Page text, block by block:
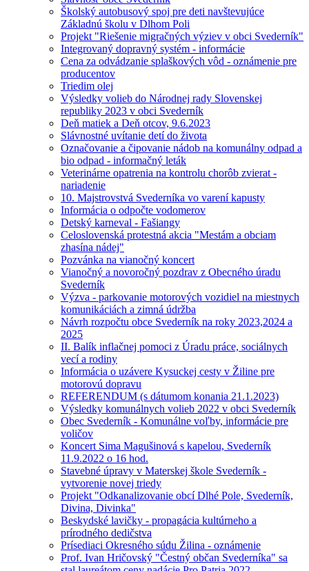
Školský autobusový spoj pre deti navštevujúce
Základnú školu v Dlhom Poli
Projekt "Riešenie migračných výziev v obci Svederník"
Integrovaný dopravný systém - informácie
Cena za odvádzanie splaškových vôd - oznámenie pre
producentov
Triedim olej
Výsledky volieb do Národnej rady Slovenskej
republiky 2023 v obci Svederník
Deň matiek a Deň otcov, 9.6.2023
Slávnostné uvítanie detí do života
Označovanie a čipovanie nádob na komunálny odpad a
bio odpad - informačný leták
Veterinárne opatrenia na kontrolu chorôb zvierat -
nariadenie
10. Majstrovstvá Svederníka vo varení kapusty
Informácia o odpočte vodomerov
Detský karneval - Fašiangy
Celoslovenská protestná akcia "Mestám a obciam
zhasína nádej"
Pozvánka na vianočný koncert
Vianočný a novoročný pozdrav z Obecného úradu
Svederník
Výzva - parkovanie motorových vozidiel na miestnych
komunikáciách a zimná údržba
Návrh rozpočtu obce Svederník na roky 2023,2024 a
2025
II. Balík inflačnej pomoci z Úradu práce, sociálnych
vecí a rodiny
Informácia o uzávere Kysuckej cesty v Žiline pre
motorovú dopravu
REFERENDUM (s dátumom konania 21.1.2023)
Výsledky komunálnych volieb 2022 v obci Svederník
Obec Svederník - Komunálne voľby, informácie pre
voličov
Koncert Sima Magušinová s kapelou, Svederník
11.9.2022 o 16 hod.
Stavebné úpravy v Materskej škole Svederník -
vytvorenie novej triedy
Projekt "Odkanalizovanie obcí Dlhé Pole, Svederník,
Divina, Divinka"
Beskydské lavičky - propagácia kultúrneho a
prírodného dedičstva
Prísediaci Okresného súdu Žilina - oznámenie
Prof. Ivan Hričovský "Čestný občan Svederníka" sa